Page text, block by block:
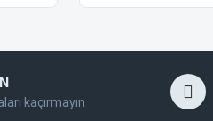
kaçırmayın